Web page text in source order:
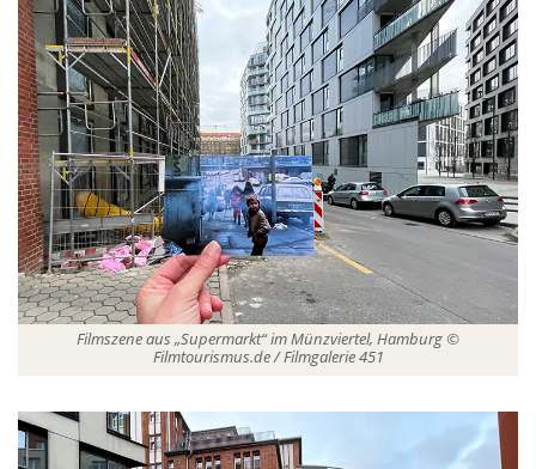
Filmszene aus „Supermarkt“ im Münzviertel, Hamburg ©
Filmtourismus.de / Filmgalerie 451